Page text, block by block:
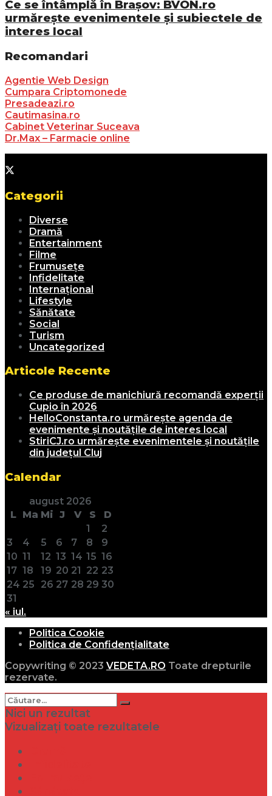
Ce se întâmplă în Brașov: BVON.ro
urmărește evenimentele și subiectele de
interes local
Recomandari
Agentie Web Design
Cumpara Criptomonede
Presadeazi.ro
Cautimasina.ro
Cabinet Veterinar Suceava
Dr.Max – Farmacie online
Categorii
Diverse
Dramă
Entertainment
Filme
Frumusețe
Infidelitate
Internațional
Lifestyle
Sănătate
Social
Turism
Uncategorized
Articole Recente
Ce produse de manichiură recomandă experții
Cupio în 2026
HelloConstanta.ro urmărește agenda de
evenimente și noutățile de interes local
StiriCJ.ro urmărește evenimentele și noutățile
din județul Cluj
Calendar
august 2026
L Ma Mi J V S
D
1
2
3
4 5 6 7 8
9
10 11 12 13 14 15 16
17 18 19 20 21 22 23
24 25 26 27 28 29 30
31
« iul.
Politica Cookie
Politica de Confidențialitate
Copywriting © 2023 VEDETA.RO Toate drepturile
rezervate.
Nici un rezultat
Vizualizați toate rezultatele